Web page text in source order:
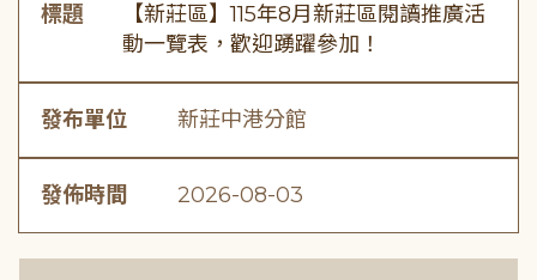
標題
【新莊區】115年8月新莊區閱讀推廣活
動一覽表，歡迎踴躍參加！
發布單位 新莊中港分館
發佈時間 2026-08-03